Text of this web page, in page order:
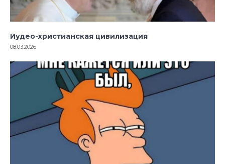
Иудео-христианская цивилизация
08.03.2026